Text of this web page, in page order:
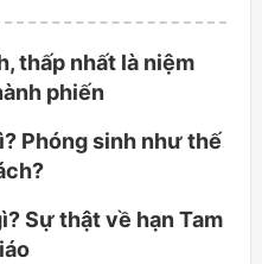
thấp nhất là niệm
phiến
Phóng sinh như thế
Sự thật về hạn Tam